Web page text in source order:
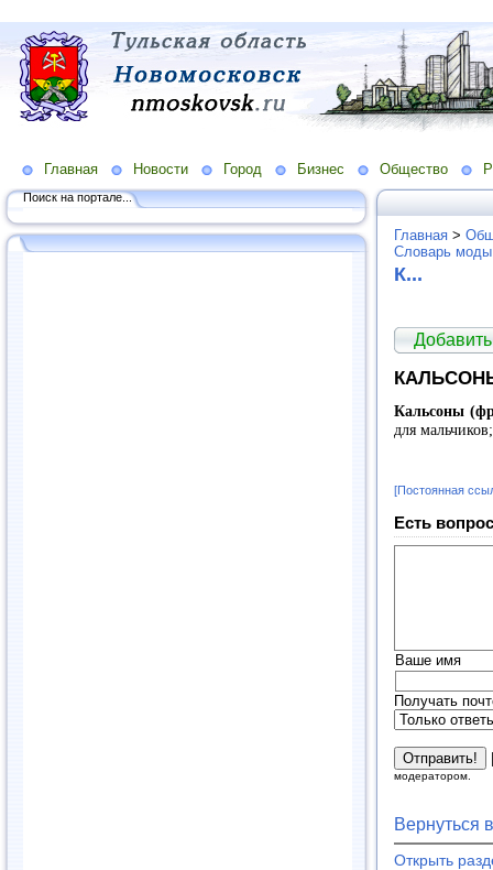
Главная Новости Город Бизнес Общество
Поиск на портале...
Главная >
Словарь
К...
Кальсоны
для
[Постоянная
Есть
Ваше имя
Получать
модератором.
Вернуться
Открыть